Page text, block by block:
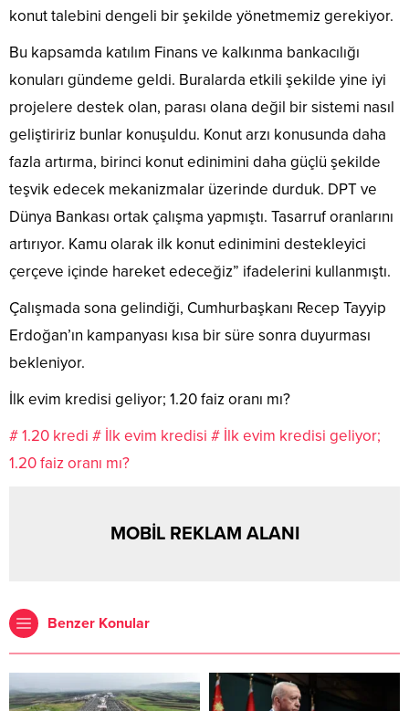
konut talebini dengeli bir şekilde yönetmemiz gerekiyor.
Bu kapsamda katılım Finans ve kalkınma bankacılığı
konuları gündeme geldi. Buralarda etkili şekilde yine iyi
projelere destek olan, parası olana değil bir sistemi nasıl
geliştiririz bunlar konuşuldu. Konut arzı konusunda daha
fazla artırma, birinci konut edinimini daha güçlü şekilde
teşvik edecek mekanizmalar üzerinde durduk. DPT ve
Dünya Bankası ortak çalışma yapmıştı. Tasarruf oranlarını
artırıyor. Kamu olarak ilk konut edinimini destekleyici
çerçeve içinde hareket edeceğiz” ifadelerini kullanmıştı.
Çalışmada sona gelindiği, Cumhurbaşkanı Recep Tayyip
Erdoğan’ın kampanyası kısa bir süre sonra duyurması
bekleniyor.
İlk evim kredisi geliyor; 1.20 faiz oranı mı?
# 1.20 kredi # İlk evim kredisi # İlk evim kredisi geliyor;
1.20 faiz oranı mı?
MOBİL REKLAM ALANI
Benzer Konular